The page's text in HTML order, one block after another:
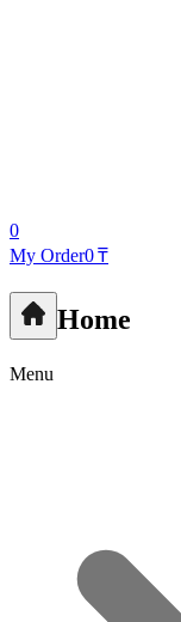
0
My Order0 ₸
Home
Menu